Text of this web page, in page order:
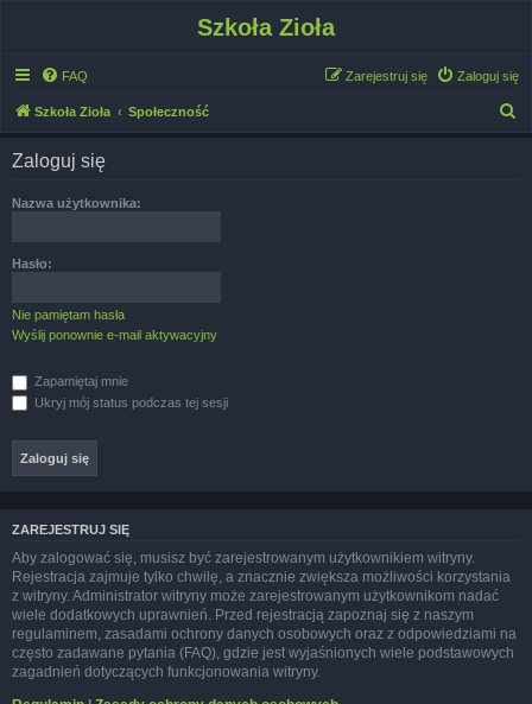
Szkoła Zioła
FAQ Zaloguj się
Zarejestruj się
Szkoła Zioła Społeczność
Zaloguj się
Nazwa użytkownika:
Hasło:
Nie pamiętam hasła
Wyślij ponownie e-mail aktywacyjny
Zapamiętaj mnie
Ukryj mój status podczas tej sesji
ZAREJESTRUJ SIĘ
Aby zalogować się, musisz być zarejestrowanym użytkownikiem witryny.
Rejestracja zajmuje tylko chwilę, a znacznie zwiększa możliwości korzystania
z witryny. Administrator witryny może zarejestrowanym użytkownikom nadać
wiele dodatkowych uprawnień. Przed rejestracją zapoznaj się z naszym
regulaminem, zasadami ochrony danych osobowych oraz z odpowiedziami na
często zadawane pytania (FAQ), gdzie jest wyjaśnionych wiele podstawowych
zagadnień dotyczących funkcjonowania witryny.